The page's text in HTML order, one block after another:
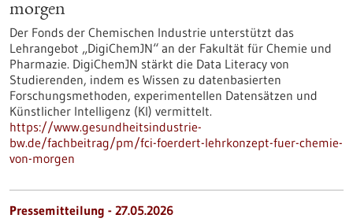
morgen
Der Fonds der Chemischen Industrie unterstützt das
Lehrangebot „DigiChemJN“ an der Fakultät für Chemie und
Pharmazie. DigiChemJN stärkt die Data Literacy von
Studierenden, indem es Wissen zu datenbasierten
Forschungsmethoden, experimentellen Datensätzen und
Künstlicher Intelligenz (KI) vermittelt.
https://www.gesundheitsindustrie-
bw.de/fachbeitrag/pm/fci-foerdert-lehrkonzept-fuer-chemie-
von-morgen
Pressemitteilung - 27.05.2026